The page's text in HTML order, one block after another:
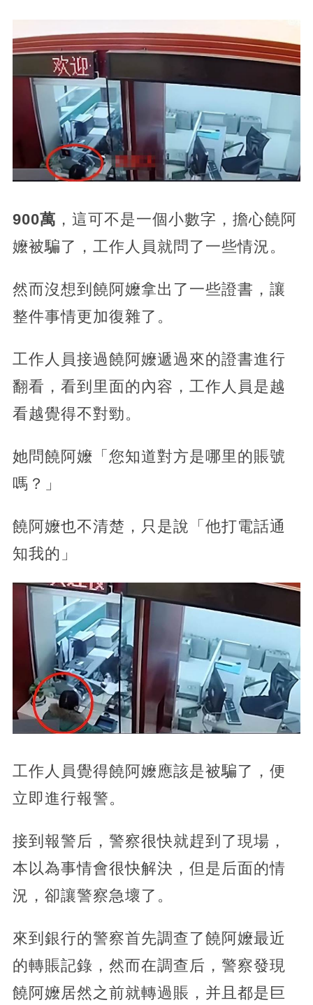
900萬 ，這可不是一個小數字，擔心饒阿
嬤被騙了，工作人員就問了一些情況。
然而沒想到饒阿嬤拿出了一些證書，讓
整件事情更加復雜了。
工作人員接過饒阿嬤遞過來的證書進行
翻看，看到里面的內容，工作人員是越
看越覺得不對勁。
她問饒阿嬤「您知道對方是哪里的賬號
嗎？」
饒阿嬤也不清楚，只是說「他打電話通
知我的」
工作人員覺得饒阿嬤應該是被騙了，便
立即進行報警。
接到報警后，警察很快就趕到了現場，
本以為事情會很快解決，但是后面的情
況，卻讓警察急壞了。
來到銀行的警察首先調查了饒阿嬤最近
的轉賬記錄，然而在調查后，警察發現
饒阿嬤居然之前就轉過賬，并且都是巨